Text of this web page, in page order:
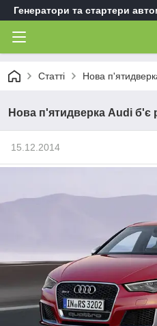
Генератори та стартери
Статті Нова
Нова п'ятидверка Audi б'є
15.12.2014